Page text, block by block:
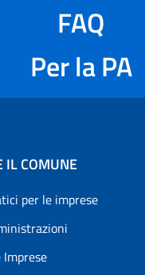
FAQ
Per la PA
IL COMUNE
per le imprese